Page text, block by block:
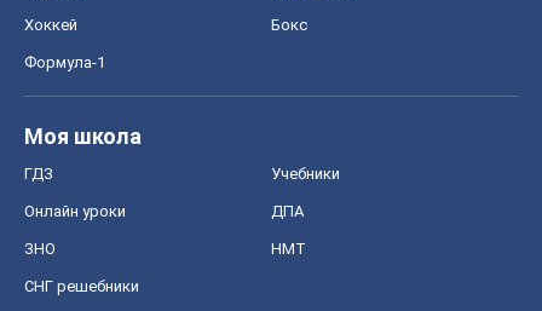
Хоккей Бокс
Формула-1
Моя школа
ГДЗ Учебники
Онлайн уроки ДПА
ЗНО НМТ
СНГ решебники